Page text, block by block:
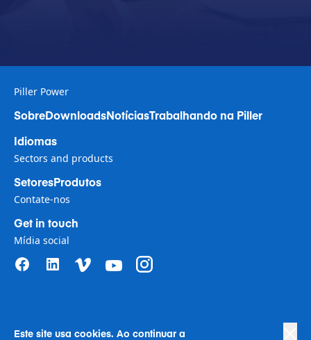
Este site usa cookies. Ao continuar a
Piller Power
SobreDownloadsNotíciasTrabalhando na Piller
Idiomas
Sectors and products
SetoresProdutos
Contate-nos
Get in touch
Mídia social